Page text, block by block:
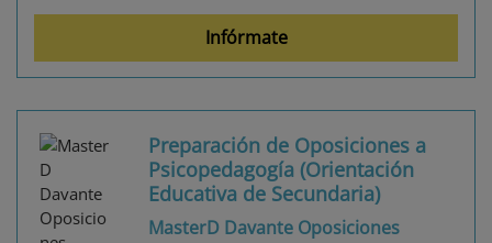
Infórmate
Preparación de Oposiciones a
Psicopedagogía (Orientación
Educativa de Secundaria)
MasterD Davante Oposiciones